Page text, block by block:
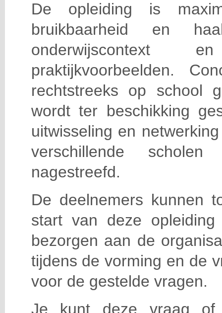
De opleiding is
bruikbaarheid en
praktijkvoorbeelden.
rechtstreeks op school
wordt ter beschikking
uitwisseling en
verschillende scholen
nagestreefd.
De deelnemers kunnen
start van deze
bezorgen aan de
tijdens de vorming en de
voor de gestelde vragen.
Je kunt deze vraag of